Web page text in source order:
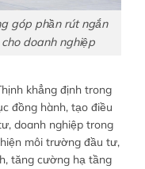
góp phần rút ngắn
doanh nghiệp
khẳng định trong
đồng hành, tạo điều
doanh nghiệp trong
môi trường đầu tư,
tăng cường hạ tầng